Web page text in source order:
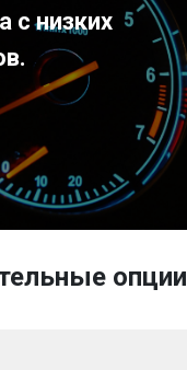
с низких
опции